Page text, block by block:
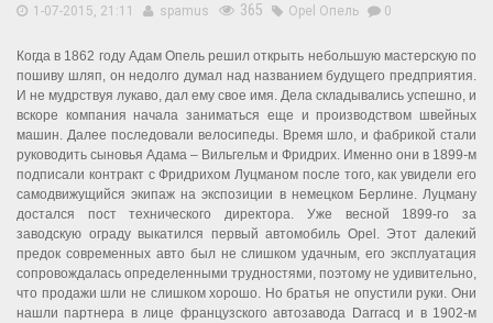
1-07-2015, 21:11 spamus 365 Opel Опель 0
Когда в 1862 году Адам Опель решил открыть небольшую мастерскую по
пошиву шляп, он недолго думал над названием будущего предприятия.
И не мудрствуя лукаво, дал ему свое имя. Дела складывались успешно, и
вскоре компания начала заниматься еще и производством швейных
машин. Далее последовали велосипеды. Время шло, и фабрикой стали
руководить сыновья Адама – Вильгельм и Фридрих. Именно они в 1899-м
подписали контракт с Фридрихом Луцманом после того, как увидели его
самодвижущийся экипаж на экспозиции в немецком Берлине. Луцману
достался пост технического директора. Уже весной 1899-го за
заводскую ограду выкатился первый автомобиль Opel. Этот далекий
предок современных авто был не слишком удачным, его эксплуатация
сопровождалась определенными трудностями, поэтому не удивительно,
что продажи шли не слишком хорошо. Но братья не опустили руки. Они
нашли партнера в лице французского автозавода Darracq и в 1902-м